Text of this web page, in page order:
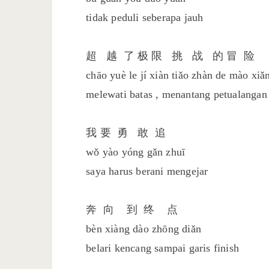
tidak peduli seberapa jauh
超 越 了 极 限 挑 战 的 冒 险
chāo yuè le jí xiàn tiǎo zhàn de mào
melewati batas , menantang petualangan
我 要 勇 敢 追
wǒ yào yóng gǎn zhuī
saya harus berani mengejar
奔 向 到 终 点
bèn xiàng dào zhōng diǎn
belari kencang sampai garis finish